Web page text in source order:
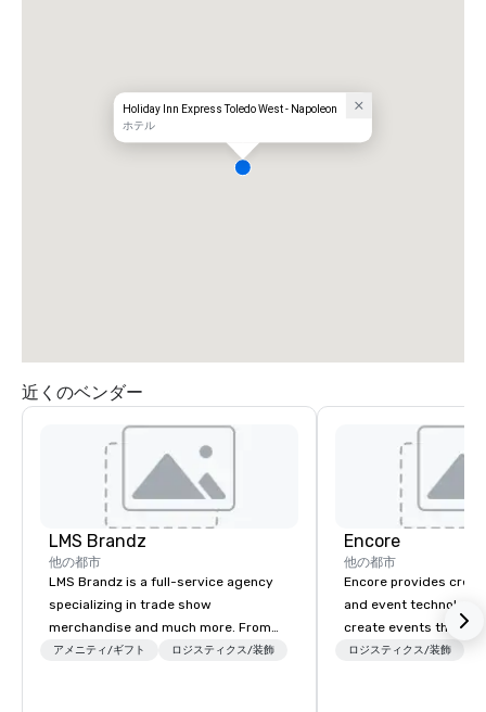
Holiday Inn Express Toledo West - Napoleon
ホテル
近くのベンダー
LMS Brandz
他の都市
LMS Brandz is a full-service agency
specializing in trade show
merchandise and much more. From
booth giveaways and branded apparel
アメニティ/ギフト ロジスティクス/装飾
Encore
他の都市
Encore provides
and event technology
create events that
creates memorable
ロジスティクス/装飾